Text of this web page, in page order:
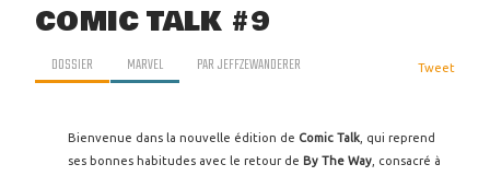
COMIC TALK #9
DOSSIER MARVEL PARJEFFZEWANDERER Tweet
Bienvenue dans la nouvelle édition de Comic Talk , qui reprend
ses bonnes habitudes avec le retour de By The Way , consacré à